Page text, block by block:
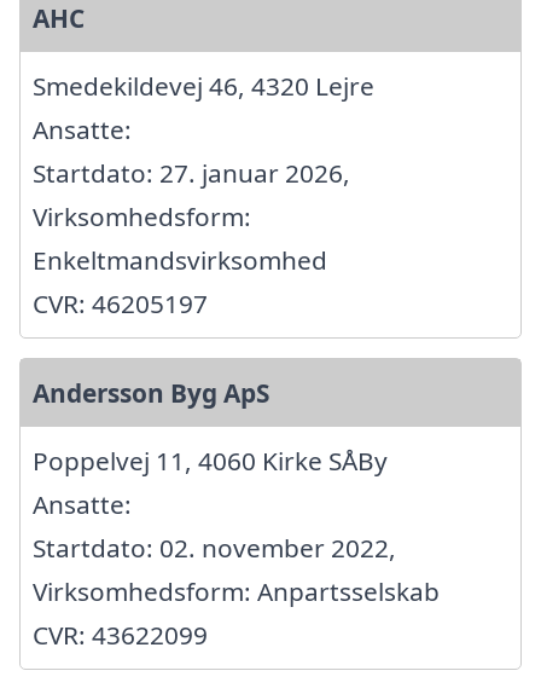
AHC
Smedekildevej 46, 4320 Lejre
Ansatte:
Startdato: 27. januar 2026,
Virksomhedsform:
Enkeltmandsvirksomhed
CVR: 46205197
Andersson Byg ApS
Poppelvej 11, 4060 Kirke SÅBy
Ansatte:
Startdato: 02. november 2022,
Virksomhedsform: Anpartsselskab
CVR: 43622099